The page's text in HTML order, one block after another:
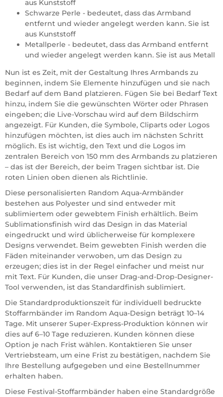
aus Kunststoff
Schwarze Perle - bedeutet, dass das Armband
entfernt und wieder angelegt werden kann. Sie ist
aus Kunststoff
Metallperle - bedeutet, dass das Armband entfernt
und wieder angelegt werden kann. Sie ist aus Metall
Nun ist es Zeit, mit der Gestaltung Ihres Armbands zu
beginnen, indem Sie Elemente hinzufügen und sie nach
Bedarf auf dem Band platzieren. Fügen Sie bei Bedarf Text
hinzu, indem Sie die gewünschten Wörter oder Phrasen
eingeben; die Live-Vorschau wird auf dem Bildschirm
angezeigt. Für Kunden, die Symbole, Cliparts oder Logos
hinzufügen möchten, ist dies auch im nächsten Schritt
möglich. Es ist wichtig, den Text und die Logos im
zentralen Bereich von 150 mm des Armbands zu platzieren
– das ist der Bereich, der beim Tragen sichtbar ist. Die
roten Linien oben dienen als Richtlinie.
Diese personalisierten Random Aqua-Armbänder
bestehen aus Polyester und sind entweder mit
sublimiertem oder gewebtem Finish erhältlich. Beim
Sublimationsfinish wird das Design in das Material
eingedruckt und wird üblicherweise für komplexere
Designs verwendet. Beim gewebten Finish werden die
Fäden miteinander verwoben, um das Design zu
erzeugen; dies ist in der Regel einfacher und meist nur
mit Text. Für Kunden, die unser Drag-and-Drop-Designer-
Tool verwenden, ist das Standardfinish sublimiert.
Die Standardproduktionszeit für individuell bedruckte
Stoffarmbänder im Random Aqua-Design beträgt 10–14
Tage. Mit unserer Super-Express-Produktion können wir
dies auf 6–10 Tage reduzieren. Kunden können diese
Option je nach Frist wählen. Kontaktieren Sie unser
Vertriebsteam, um eine Frist zu bestätigen, nachdem Sie
Ihre Bestellung aufgegeben und eine Bestellnummer
erhalten haben.
Diese Festival-Stoffarmbänder haben eine Standardgröße